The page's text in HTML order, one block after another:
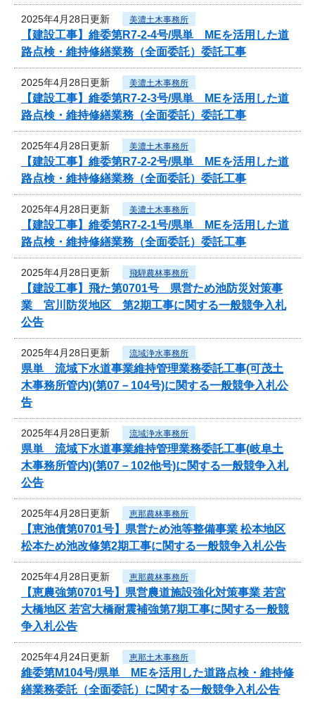
2025年4月28日更新 美濃土木事務所
【建設工事】維委第R7-2-4号/県単 MEを活用した道
路点検・維持修繕業務（全面委託）委託工事
2025年4月28日更新 美濃土木事務所
【建設工事】維委第R7-2-3号/県単 MEを活用した道
路点検・維持修繕業務（全面委託）委託工事
2025年4月28日更新 美濃土木事務所
【建設工事】維委第R7-2-2号/県単 MEを活用した道
路点検・維持修繕業務（全面委託）委託工事
2025年4月28日更新 美濃土木事務所
【建設工事】維委第R7-2-1号/県単 MEを活用した道
路点検・維持修繕業務（全面委託）委託工事
2025年4月28日更新 飛騨農林事務所
【建設工事】飛た第0701号 県営ため池防災対策事
業 宮川防災地区 第2期工事に関する一般競争入札
公告
2025年4月28日更新 流域浄水事務所
県単 流域下水道事業維持管理業務委託工事(可茂土
木事務所管内)(第07－104号)に関する一般競争入札公
告
2025年4月28日更新 流域浄水事務所
県単 流域下水道事業維持管理業務委託工事(岐阜土
木事務所管内)(第07－102他号)に関する一般競争入札
公告
2025年4月28日更新 恵那農林事務所
【恵池債第0701号】県営ため池等整備事業 松本地区
松本ため池改修第2期工事に関する一般競争入札公告
2025年4月28日更新 恵那農林事務所
【恵農強第0701号】県営農道施設強化対策事業 若宮
大橋地区 若宮大橋耐震補強第7期工事に関する一般競
争入札公告
2025年4月24日更新 恵那土木事務所
維委第M104号/県単 MEを活用した道路点検・維持修
繕業務委託（全面委託）に関する一般競争入札公告